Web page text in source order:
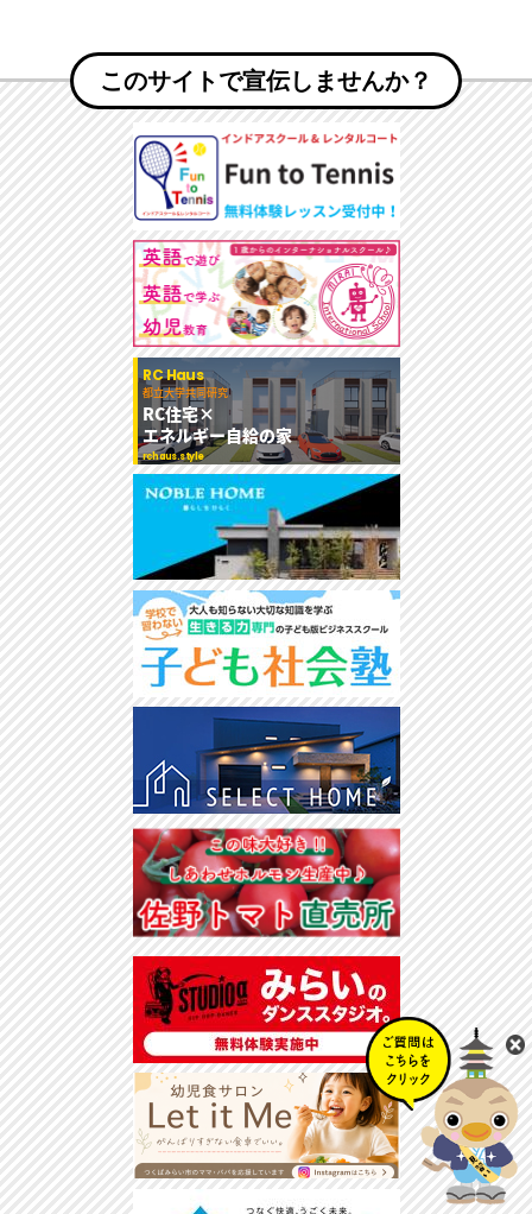
このサイトで宣伝しませんか？